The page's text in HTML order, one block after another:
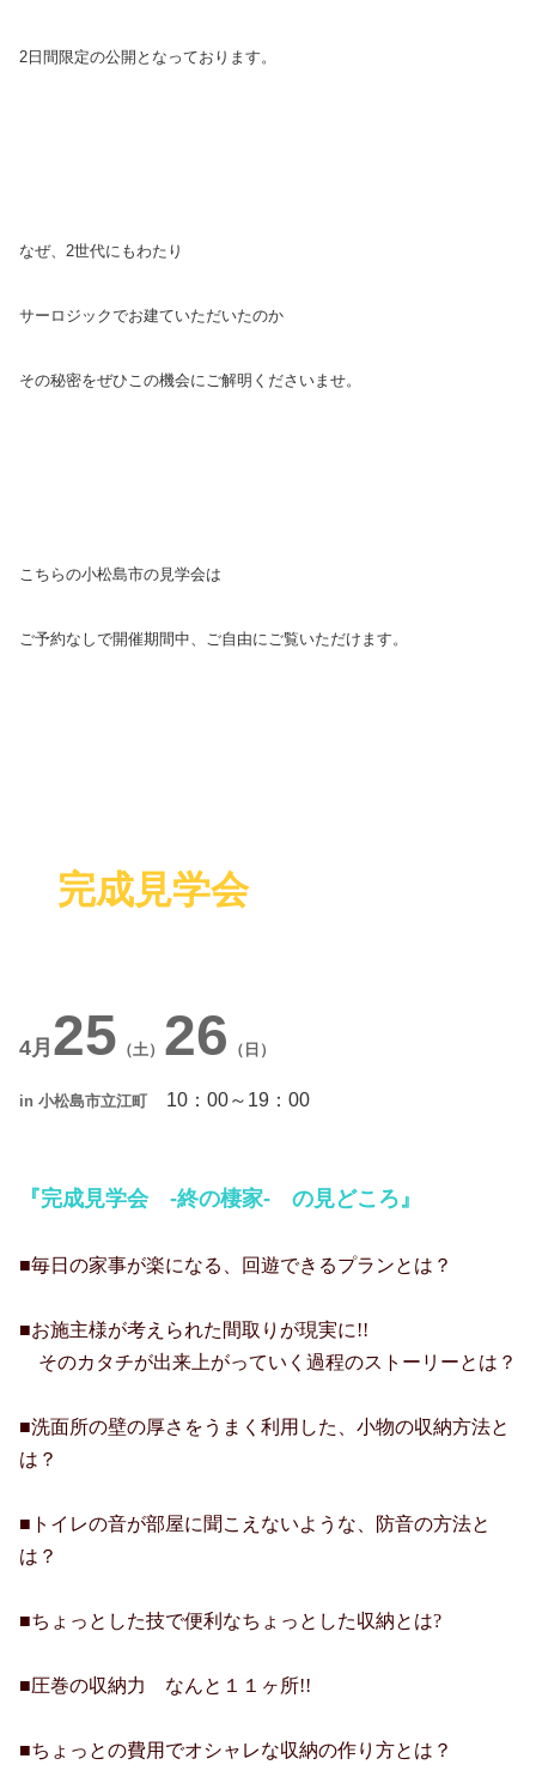
2日間限定の公開となっております。
なぜ、2世代にもわたり
サーロジックでお建ていただいたのか
その秘密をぜひこの機会にご解明くださいませ。
こちらの小松島市の見学会は
ご予約なしで開催期間中、ご自由にご覧いただけます。
完成見学会
4月 25 （土） 26 （日）
in 小松島市立江町 10：00～19：00
『完成見学会 -終の棲家- の見どころ』
■毎日の家事が楽になる、回遊できるプランとは？
■お施主様が考えられた間取りが現実に!!
そのカタチが出来上がっていく過程のストーリーとは？
■洗面所の壁の厚さをうまく利用した、小物の収納方法と
は？
■トイレの音が部屋に聞こえないような、防音の方法と
は？
■ちょっとした技で便利なちょっとした収納とは?
■圧巻の収納力 なんと１１ヶ所!!
■ちょっとの費用でオシャレな収納の作り方とは？